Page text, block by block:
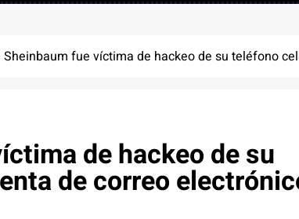
Sheinbaum fue víctima de hackeo de su teléfono
de hackeo de su
de correo